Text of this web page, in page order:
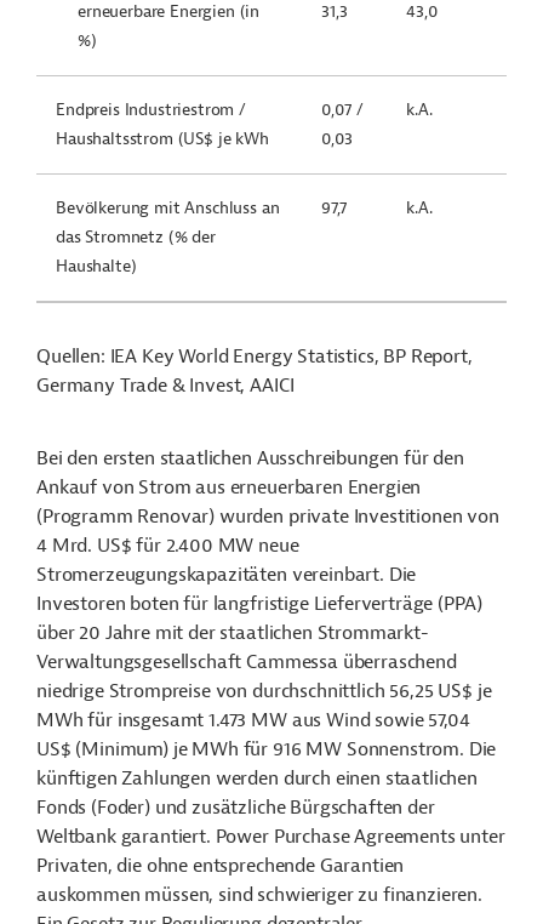
erneuerbare Energien (in
%)
31,3 43,0
Endpreis Industriestrom /
Haushaltsstrom (US$ je kWh
0,07 /
0,03
k.A.
Bevölkerung mit Anschluss an
das Stromnetz (% der
Haushalte)
97,7 k.A.
Quellen: IEA Key World Energy Statistics, BP Report,
Germany Trade & Invest, AAICI
Bei den ersten staatlichen Ausschreibungen für den
Ankauf von Strom aus erneuerbaren Energien
(Programm Renovar) wurden private Investitionen von
4 Mrd. US$ für 2.400 MW neue
Stromerzeugungskapazitäten vereinbart. Die
Investoren boten für langfristige Lieferverträge (PPA)
über 20 Jahre mit der staatlichen Strommarkt-
Verwaltungsgesellschaft Cammessa überraschend
niedrige Strompreise von durchschnittlich 56,25 US$ je
MWh für insgesamt 1.473 MW aus Wind sowie 57,04
US$ (Minimum) je MWh für 916 MW Sonnenstrom. Die
künftigen Zahlungen werden durch einen staatlichen
Fonds (Foder) und zusätzliche Bürgschaften der
Weltbank garantiert. Power Purchase Agreements unter
Privaten, die ohne entsprechende Garantien
auskommen müssen, sind schwieriger zu finanzieren.